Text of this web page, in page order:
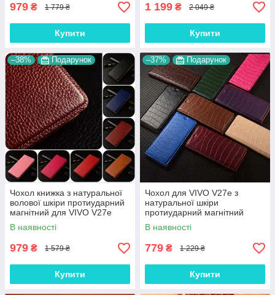
979 ₴ 1 779 ₴
Купити
1 199 ₴ 2 049 ₴
Купити
–38% Подарунок
Чохол книжка з натуральної
волової шкіри протиударний
магнітний для VIVO V27e
"BULL"
В наявності
979 ₴ 1 579 ₴
Купити
–37% Подарунок
Чохол для VIVO V27e з
натуральної шкіри
протиударний магнітний
книжка з підставкою "LUXOR"
В наявності
779 ₴ 1 229 ₴
Купити